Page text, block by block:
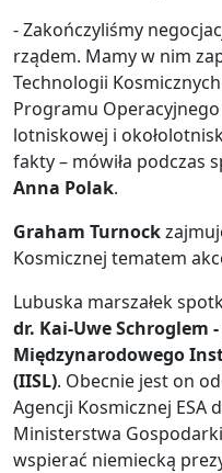
- Zakończyliśmy
rządem. Mamy w nim
Technologii
Programu
lotniskowej i
fakty – mówiła podczas
Anna Polak.
Graham Turnock
Kosmicznej tematem
Lubuska marszałek
dr. Kai-Uwe Schroglem
Międzynarodowego
(IISL). Obecnie jest on
Agencji Kosmicznej ESA
Ministerstwa
wspierać niemiecką